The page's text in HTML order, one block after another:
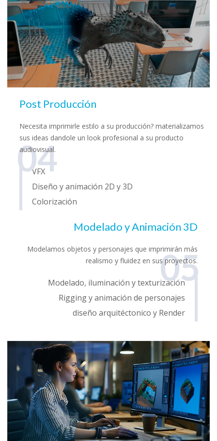
Post Producción
Necesita imprimirle estilo a su producción? materializamos
sus ideas dandole un look profesional a su producto
audiovisual.
04
VFX
Diseño y animación 2D y 3D
Colorización
Modelado y Animación 3D
Modelamos objetos y personajes que imprimirán más
realismo y fluidez en sus proyectos.
05
Modelado, iluminación y texturización
Rigging y animación de personajes
diseño arquitéctonico y Render